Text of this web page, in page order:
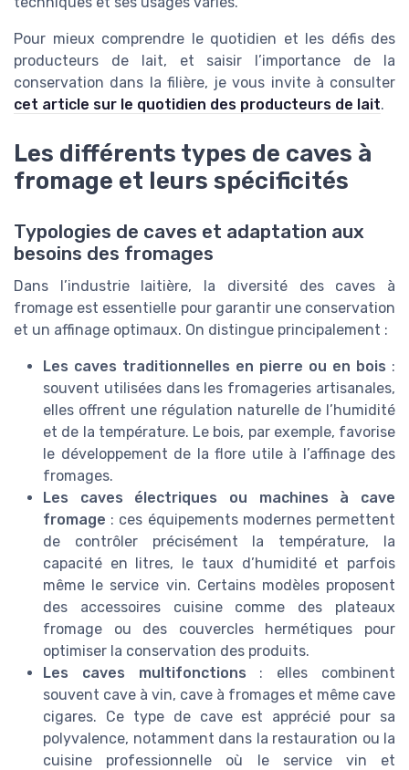
Pour mieux comprendre le quotidien et les défis des
producteurs de lait, et saisir l’importance de la
conservation dans la filière, je vous invite à consulter
cet article sur le quotidien des producteurs de lait.
Les différents types de caves à
fromage et leurs spécificités
Typologies de caves et adaptation aux
besoins des fromages
Dans l’industrie laitière, la diversité des caves à
fromage est essentielle pour garantir une conservation
et un affinage optimaux. On distingue principalement :
Les caves traditionnelles en pierre ou en bois :
souvent utilisées dans les fromageries artisanales,
elles offrent une régulation naturelle de l’humidité
et de la température. Le bois, par exemple, favorise
le développement de la flore utile à l’affinage des
fromages.
Les caves électriques ou machines à cave
fromage : ces équipements modernes permettent
de contrôler précisément la température, la
capacité en litres, le taux d’humidité et parfois
même le service vin. Certains modèles proposent
des accessoires cuisine comme des plateaux
fromage ou des couvercles hermétiques pour
optimiser la conservation des produits.
Les caves multifonctions : elles combinent
souvent cave à vin, cave à fromages et même cave
cigares. Ce type de cave est apprécié pour sa
polyvalence, notamment dans la restauration ou la
cuisine professionnelle où le service vin et